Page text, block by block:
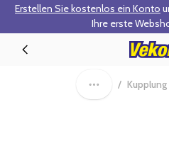
Zum Hauptinhalt springen
Erstellen Sie kostenlos ein Konto
Ihre erste
30-0312 -
/ Kupplung